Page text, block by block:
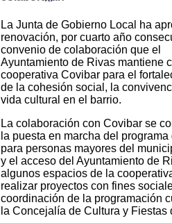
La Junta de Gobierno Local ha
renovación, por cuarto año
convenio de colaboración que el
Ayuntamiento de Rivas mantiene
cooperativa Covibar para el
de la cohesión social, la
vida cultural en el barrio.
La colaboración con Covibar se
la puesta en marcha del programa
para personas mayores del
y el acceso del Ayuntamiento de
algunos espacios de la
realizar proyectos con fines
coordinación de la programación
la Concejalía de Cultura y